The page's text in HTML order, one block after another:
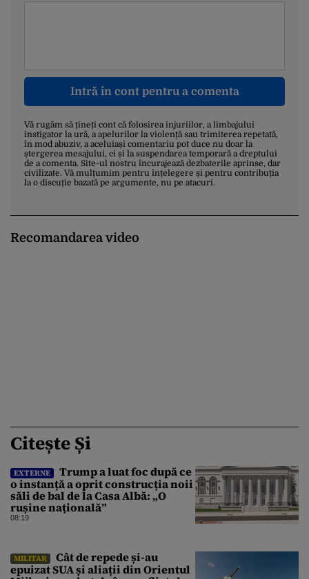
Intră în cont pentru a comenta
Vă rugăm să țineți cont că folosirea injuriilor, a limbajului
instigator la ură, a apelurilor la violență sau trimiterea repetată,
în mod abuziv, a aceluiași comentariu pot duce nu doar la
ștergerea mesajului, ci și la suspendarea temporară a dreptului
de a comenta. Site-ul nostru încurajează dezbaterile aprinse, dar
civilizate. Vă mulțumim pentru înțelegere și pentru contribuția
la o discuție bazată pe argumente, nu pe atacuri.
Recomandarea video
Citește Și
EXTERNE
Trump a luat foc după ce
o instanță a oprit construcția noii
săli de bal de la Casa Albă: „O
rușine națională”
08:19
MILITAR
Cât de repede și-au
epuizat SUA și aliații din Orientul